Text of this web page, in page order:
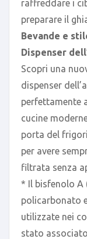
raffreddare i
preparare il
Bevande e
Dispenser
Scopri una
dispenser
perfettamente
cucine
porta del
per avere
filtrata senza
* Il bisfenolo A
policarbonato
utilizzate nei
stato